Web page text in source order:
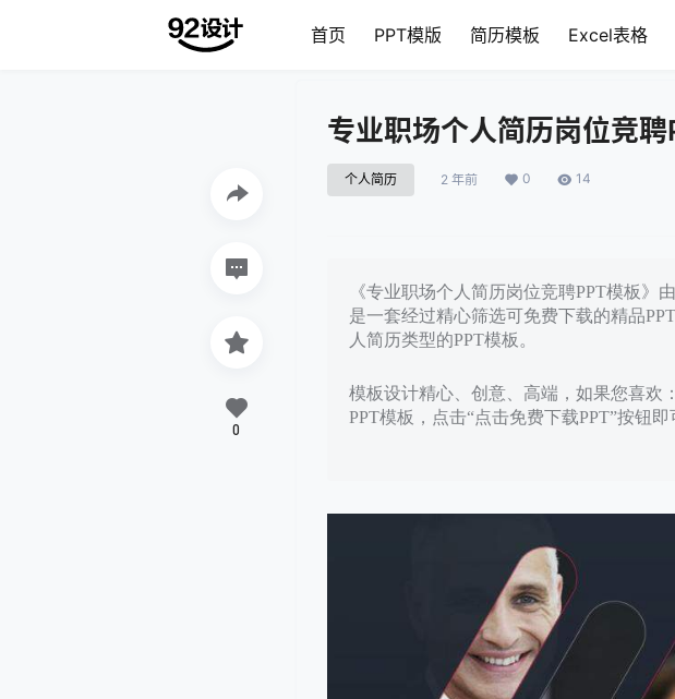
首页 PPT模版 简历模板 Excel表格
专业职场个人简历岗位竞
个人简历 2 年前 0 14
《专业职场个人简历岗位竞聘PPT模板》
是一套经过精心筛选可免费下载的精品
人简历类型的PPT模板。
模板设计精心、创意、高端，如果您喜欢
PPT模板，点击“点击免费下载PPT”按钮即
0